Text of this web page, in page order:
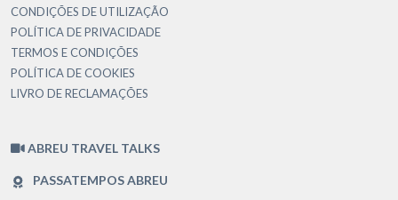
CONDIÇÕES DE UTILIZAÇÃO
POLÍTICA DE PRIVACIDADE
TERMOS E CONDIÇÕES
POLÍTICA DE COOKIES
LIVRO DE RECLAMAÇÕES
ABREU TRAVEL TALKS
PASSATEMPOS ABREU